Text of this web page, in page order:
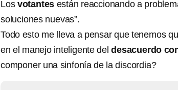
Los votantes están reaccionando a
soluciones nuevas”.
Todo esto me lleva a pensar que tenemos
en el manejo inteligente deldesacuerdo
componer una sinfonía de la discordia?